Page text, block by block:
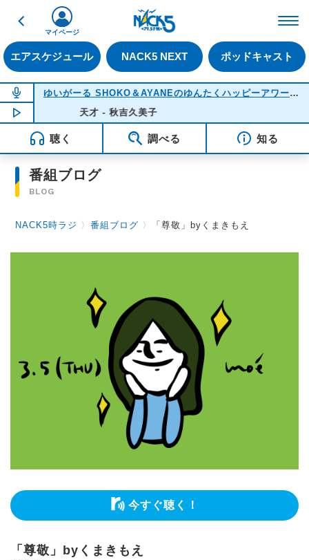
戻る
エアスケジュール NACK5 NEXT ポッドキャスト
マイページ
NOW ON AIR ゆいがーる SHOKO＆AYANEのゆんたくハッピーアワー
NOW PLAYING21:51
天才 - 秋吉久美子
聴く 調べる 知る
番組ブログ
BLOG
NACK5時ラジ 〉番組ブログ 〉 「尊敬」byくまきもえ
今すぐ聴く！
「尊敬」byくまきもえ